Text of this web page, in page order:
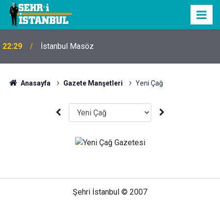
22:29 İstanbul Masöz
Anasayfa Gazete Manşetleri Yeni Çağ
Şehri İstanbul © 2007